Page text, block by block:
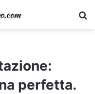
perfetta.